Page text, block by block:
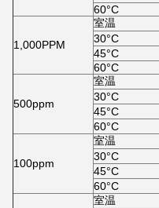
60°C
1,000PPM
室温
30°C
45°C
60°C
500ppm
室温
30°C
45°C
60°C
100ppm
室温
30°C
45°C
60°C
室温